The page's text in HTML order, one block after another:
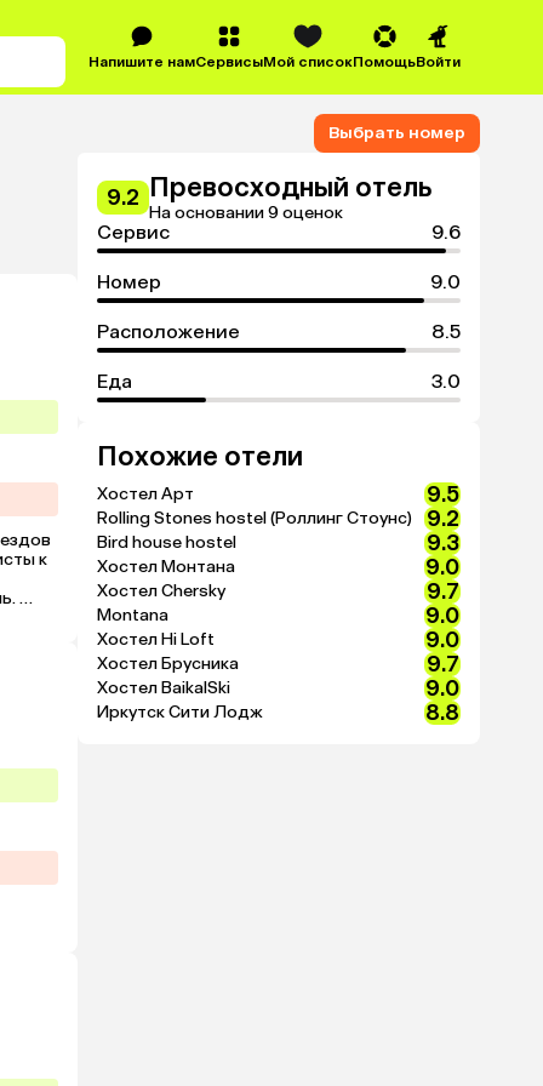
Напишите намСервисыМой списокПомощьВойти
к
Выбрать номер
9.2 Превосходный отель
На основании 9 оценок
Сервис 9.6
Номер 9.0
Расположение 8.5
Еда 3.0
Похожие отели
Хостел Арт 9.5
Rolling Stones hostel (Роллинг Стоунс) 9.2
Bird house hostel 9.3
Хостел Монтана 9.0
Хостел Chersky 9.7
Montana 9.0
Хостел Hi Loft 9.0
Хостел Брусника 9.7
Хостел BaikalSki 9.0
Иркутск Сити Лодж 8.8